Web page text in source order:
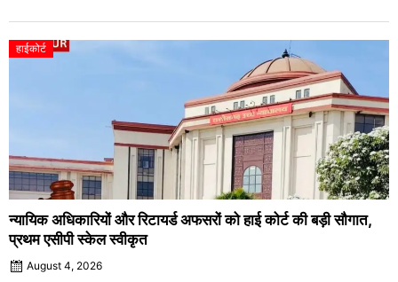
हाईकोर्ट
न्यायिक अधिकारियों और रिटायर्ड अफसरों को हाई कोर्ट की बड़ी सौगात,
प्रथम एसीपी स्केल स्वीकृत
August 4, 2026